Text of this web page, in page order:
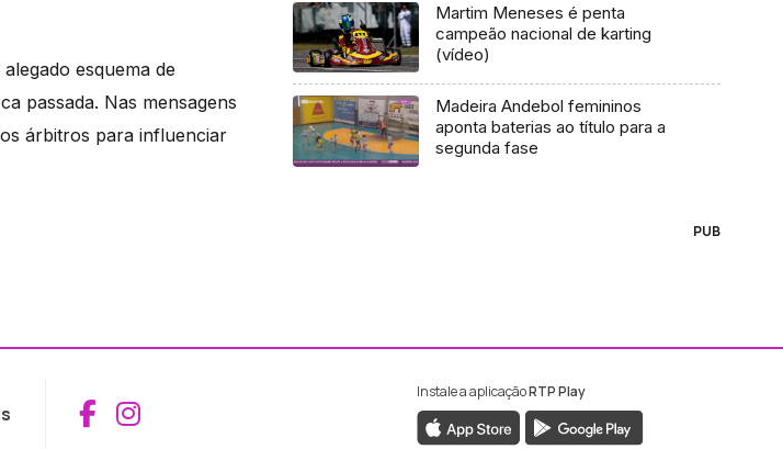
esquema de
passada. Nas mensagens
árbitros para influenciar
Martim Meneses é penta
campeão nacional de karting
(vídeo)
Madeira Andebol femininos
aponta baterias ao título para a
segunda fase
PUB
Aceder ao Facebook da RTP Madeira
Aceder ao Instagram da RTP Madeira
Instale a aplicaçãoRTP Play